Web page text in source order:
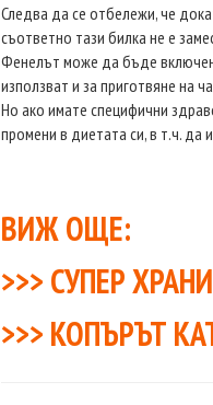
Следва да се отбележи, че
съответно тази билка не е
Фенелът може да бъде
използват и за приготвяне на
Но ако имате специфични
промени в диетата си, в т.ч. да
ВИЖ ОЩЕ:
>>> СУПЕР ХРАНИ
>>> КОПЪРЪТ